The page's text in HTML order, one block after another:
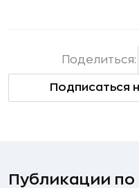
Подписаться
Поделиться:
Публикации по